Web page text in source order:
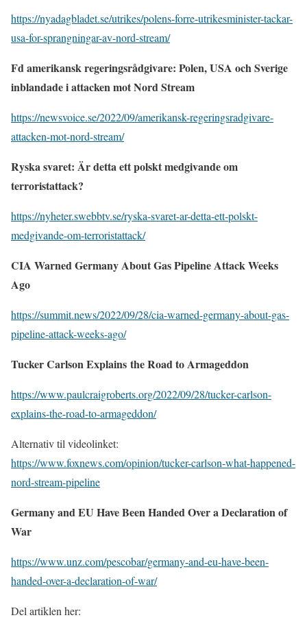
https://nyadagbladet.se/utrikes/polens-forre-utrikesminister-tackar-
usa-for-sprangningar-av-nord-stream/
Fd amerikansk regeringsrådgivare: Polen, USA och Sverige
inblandade i attacken mot Nord Stream
https://newsvoice.se/2022/09/amerikansk-regeringsradgivare-
attacken-mot-nord-stream/
Ryska svaret: Är detta ett polskt medgivande om
terroristattack?
https://nyheter.swebbtv.se/ryska-svaret-ar-detta-ett-polskt-
medgivande-om-terroristattack/
CIA Warned Germany About Gas Pipeline Attack Weeks
Ago
https://summit.news/2022/09/28/cia-warned-germany-about-gas-
pipeline-attack-weeks-ago/
Tucker Carlson Explains the Road to Armageddon
https://www.paulcraigroberts.org/2022/09/28/tucker-carlson-
explains-the-road-to-armageddon/
Alternativ til videolinket:
https://www.foxnews.com/opinion/tucker-carlson-what-happened-
nord-stream-pipeline
Germany and EU Have Been Handed Over a Declaration of
War
https://www.unz.com/pescobar/germany-and-eu-have-been-
handed-over-a-declaration-of-war/
Del artiklen her: